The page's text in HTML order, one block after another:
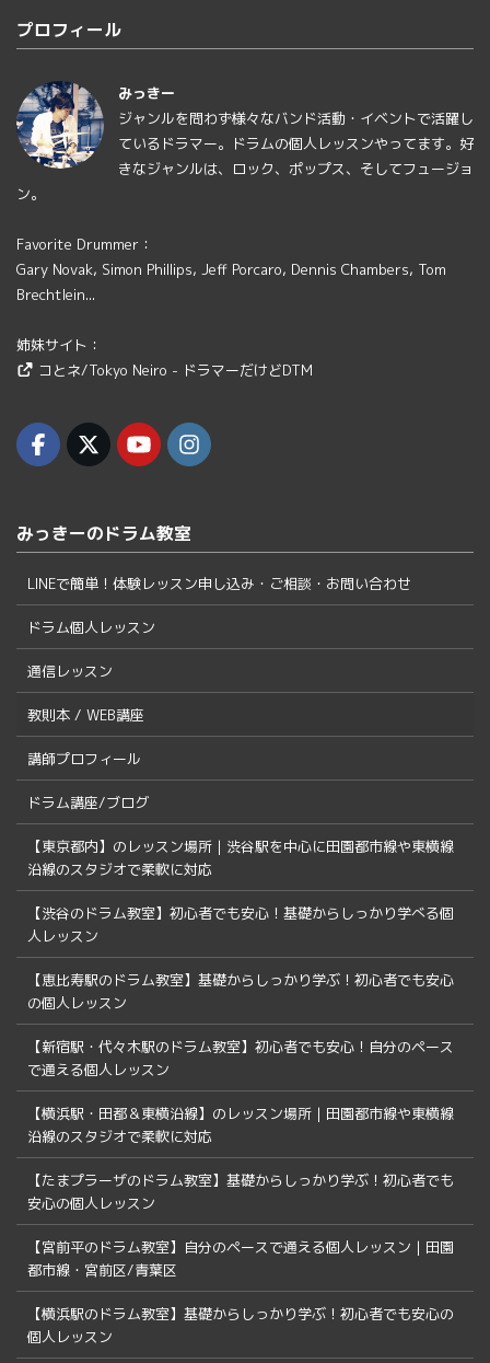
プロフィール
みっきー
ジャンルを問わず様々なバンド活動・イベントで活躍し
ているドラマー。ドラムの個人レッスンやってます。好
きなジャンルは、ロック、ポップス、そしてフュージョ
ン。
Favorite Drummer：
Gary Novak, Simon Phillips, Jeff Porcaro, Dennis Chambers, Tom
Brechtlein...
姉妹サイト：
コとネ/Tokyo Neiro - ドラマーだけどDTM
みっきーのドラム教室
LINEで簡単！体験レッスン申し込み・ご相談・お問い合わせ
ドラム個人レッスン
通信レッスン
教則本 / WEB講座
講師プロフィール
ドラム講座/ブログ
【東京都内】のレッスン場所｜渋谷駅を中心に田園都市線や東横線
沿線のスタジオで柔軟に対応
【渋谷のドラム教室】初心者でも安心！基礎からしっかり学べる個
人レッスン
【恵比寿駅のドラム教室】基礎からしっかり学ぶ！初心者でも安心
の個人レッスン
【新宿駅・代々木駅のドラム教室】初心者でも安心！自分のペース
で通える個人レッスン
【横浜駅・田都＆東横沿線】のレッスン場所｜田園都市線や東横線
沿線のスタジオで柔軟に対応
【たまプラーザのドラム教室】基礎からしっかり学ぶ！初心者でも
安心の個人レッスン
【宮前平のドラム教室】自分のペースで通える個人レッスン｜田園
都市線・宮前区/青葉区
【横浜駅のドラム教室】基礎からしっかり学ぶ！初心者でも安心の
個人レッスン